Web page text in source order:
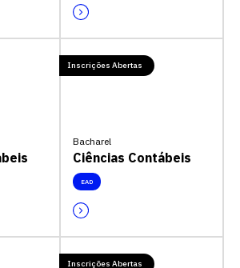
Inscrições Abertas
Bacharel
Ciências Contábeis
EAD
Inscrições Abertas